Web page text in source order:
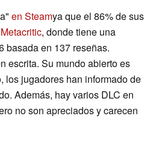
en Steamya que el 86% de sus
Metacritic, donde tiene una
basada en 137 reseñas.
escrita. Su mundo abierto es
los jugadores han informado de
Además, hay varios DLC en
no son apreciados y carecen